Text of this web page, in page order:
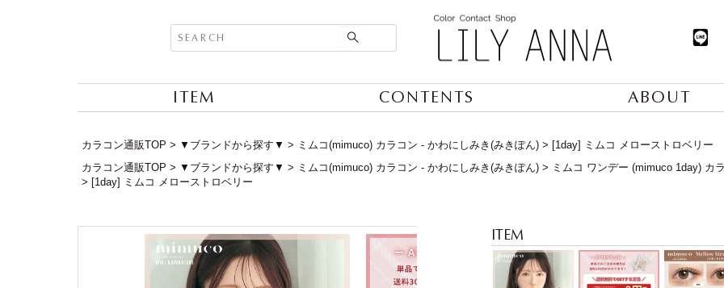
ITEM CONTENTS ABOUT
カラコン通販TOP ▼ブランドから探す▼ ミムコ(mimuco) カラコン - かわにしみき(みきぽん)
[1day] ミムコ メローストロベリー
カラコン通販TOP
▼ブランドから探す▼ ミムコ(mimuco) カラコン - かわにしみき(みきぽん)
ミムコ ワンデー (mimuco 1day) カ
[1day] ミムコ メローストロベリー